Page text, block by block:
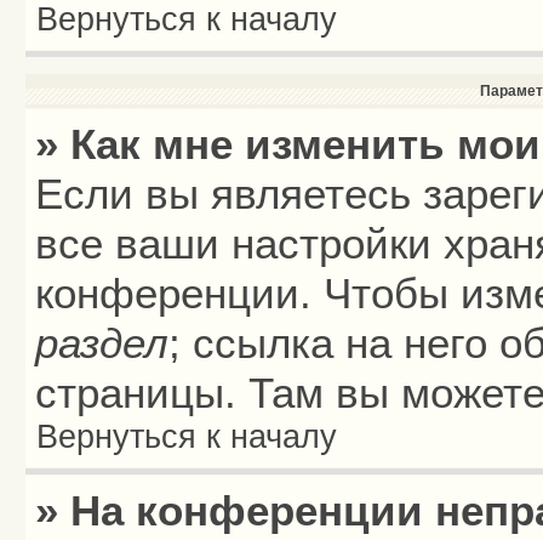
Вернуться к началу
» Как мне изменить
Если вы являетесь
все ваши настройки
конференции. Чтобы
раздел; ссылка на него
страницы. Там вы
Вернуться к началу
» На конференции